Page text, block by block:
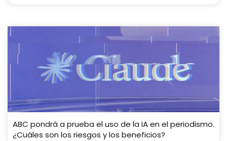
ABC pondrá a prueba el uso de la IA en el periodismo.
¿Cuáles son los riesgos y los beneficios?